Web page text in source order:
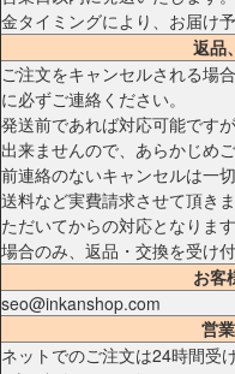
金タイミングにより、お届け
返品
ご注文をキャンセルされる場
に必ずご連絡ください。
発送前であれば対応可能です
出来ませんので、あらかじめ
前連絡のないキャンセルは一
送料など実費請求させて頂き
ただいてからの対応となりま
場合のみ、返品・交換を受け付
お客
seo@inkanshop.com
営
ネットでのご注文は24時間受